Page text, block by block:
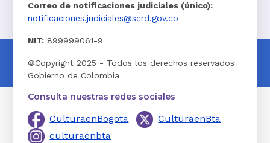
Correo de notificaciones judiciales (único):
notificaciones.judiciales@scrd.gov.co
NIT: 899999061-9
©Copyright 2025 - Todos los derechos reservados
Gobierno de Colombia
Consulta nuestras redes sociales
CulturaenBogota
CulturaenBta
culturaenbta